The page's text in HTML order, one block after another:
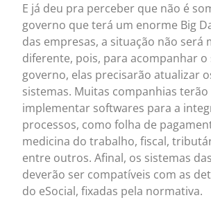
E já deu pra perceber que não é
governo que terá um enorme Big
das empresas, a situação não será
diferente, pois, para acompanhar o
governo, elas precisarão atualizar
sistemas. Muitas companhias terão
implementar softwares para a
processos, como folha de
medicina do trabalho, fiscal,
entre outros. Afinal, os sistemas
deverão ser compatíveis com as
do eSocial, fixadas pela normativa.